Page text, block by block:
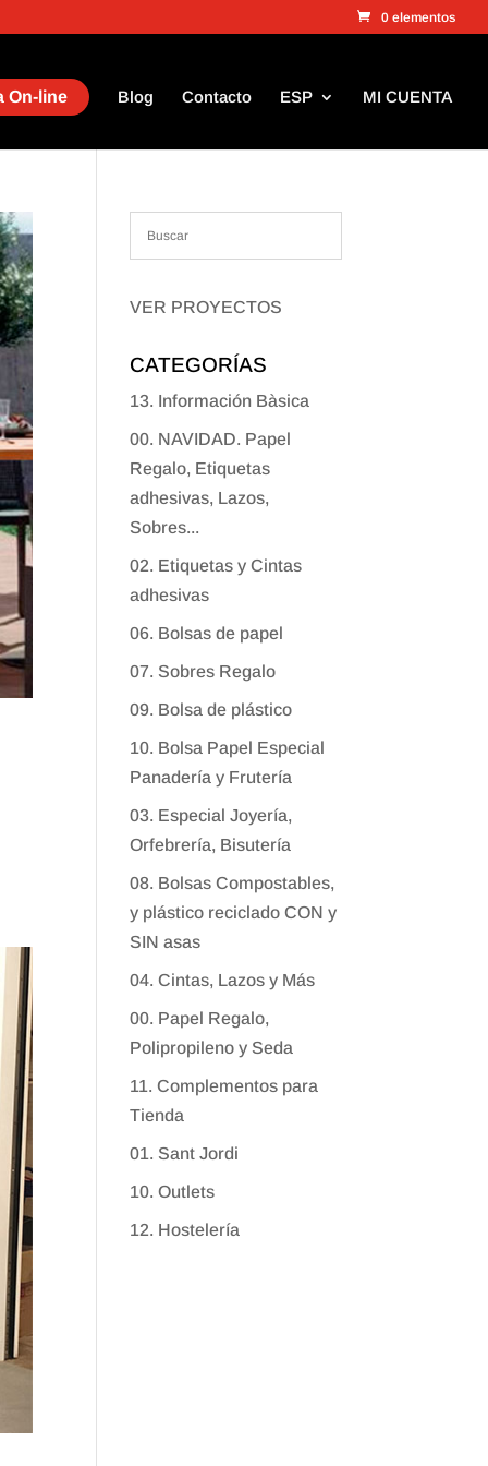
0 elementos
On-line Blog Contacto ESP MI CUENTA
VER PROYECTOS
CATEGORÍAS
13. Información Bàsica
00. NAVIDAD. Papel
Regalo, Etiquetas
adhesivas, Lazos,
Sobres...
02. Etiquetas y Cintas
adhesivas
06. Bolsas de papel
07. Sobres Regalo
09. Bolsa de plástico
10. Bolsa Papel Especial
Panadería y Frutería
03. Especial Joyería,
Orfebrería, Bisutería
08. Bolsas Compostables,
y plástico reciclado CON y
SIN asas
04. Cintas, Lazos y Más
00. Papel Regalo,
Polipropileno y Seda
11. Complementos para
Tienda
01. Sant Jordi
10. Outlets
12. Hostelería